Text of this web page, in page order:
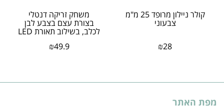
קולר ניילון מרופד 25 מ"מ
צבעוני
₪28
משחק זריקה דנטלי
בצורת עצם בצבע לבן
לכלב, בשילוב תאורת LED
₪49.9
מפת האתר